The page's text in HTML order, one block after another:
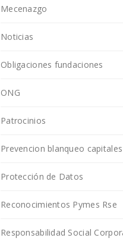
Mecenazgo
Noticias
Obligaciones fundaciones
ONG
Patrocinios
Prevencion blanqueo capitales
Protección de Datos
Reconocimientos Pymes Rse
Responsabilidad Social